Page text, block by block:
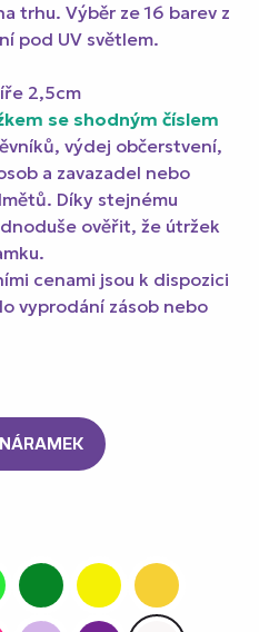
trhu. Výběr ze 16 barev z
pod UV světlem.
2,5cm
se shodným číslem
výdej občerstvení,
a zavazadel nebo
Díky stejnému
ověřit, že útržek
cenami jsou k dispozici
vyprodání zásob nebo